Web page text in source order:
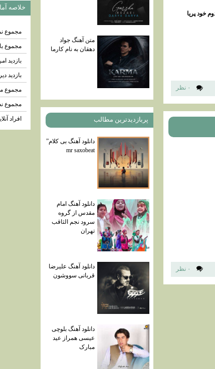
خود پریا
۰ نظر
۰ نظر
متن آهنگ جواد
دهقان به نام کارما
پربازديدترين مطالب
دانلود آهنگ بی کلام”
mr saxobeat
دانلود آهنگ امام
مقدس از گروه
سرود نجم الثاقب
تهران
دانلود آهنگ علیرضا
قربانی سووشون
دانلود آهنگ بلوچی
عیسی همراز عید
مبارک
خلاصه
مجموع
مجموع
بازدید
بازدید
مجموع
مجموع
افراد